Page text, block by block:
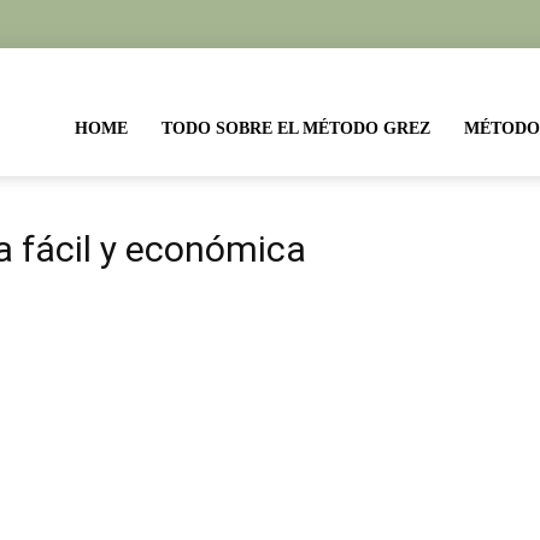
HOME TODO SOBRE EL MÉTODO GREZ
fácil y económica